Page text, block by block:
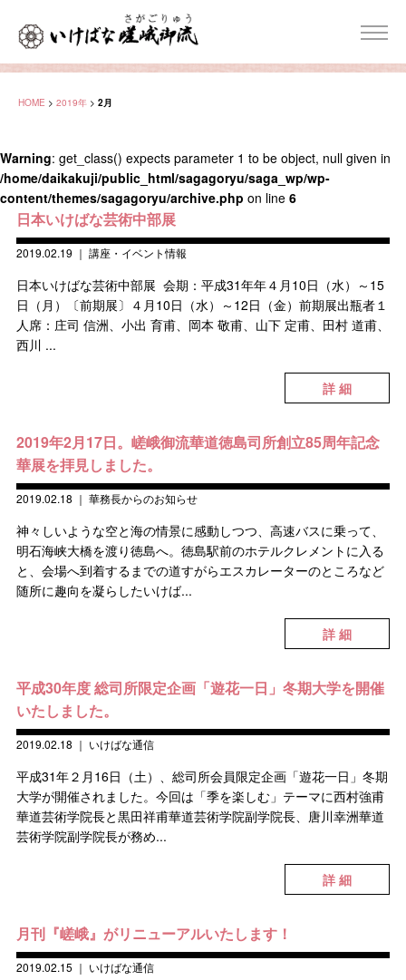
HOME > 2019年 > 2月
Warning: get_class() expects parameter 1 to be object, null given in
/home/daikakuji/public_html/sagagoryu/saga_wp/wp-
content/themes/sagagoryu/archive.php on line 6
日本いけばな芸術中部展
2019.02.19 ｜ 講座・イベント情報
日本いけばな芸術中部展 会期：平成31年年４月10日（水）～15
日（月）〔前期展〕４月10日（水）～12日（金）前期展出瓶者１
人席：庄司 信洲、小出 育甫、岡本 敬甫、山下 定甫、田村 道甫、
西川 ...
詳 細
2019年2月17日。嵯峨御流華道徳島司所創立85周年記念
華展を拝見しました。
2019.02.18 ｜ 華務長からのお知らせ
神々しいような空と海の情景に感動しつつ、高速バスに乗って、
明石海峡大橋を渡り徳島へ。徳島駅前のホテルクレメントに入る
と、会場へ到着するまでの道すがらエスカレーターのところなど
随所に趣向を凝らしたいけば...
詳 細
平成30年度 総司所限定企画「遊花一日」冬期大学を開催
いたしました。
2019.02.18 ｜ いけばな通信
平成31年２月16日（土）、総司所会員限定企画「遊花一日」冬期
大学が開催されました。今回は「季を楽しむ」テーマに西村強甫
華道芸術学院長と黒田祥甫華道芸術学院副学院長、唐川幸洲華道
芸術学院副学院長が務め...
詳 細
月刊『嵯峨』がリニューアルいたします！
2019.02.15 ｜ いけばな通信